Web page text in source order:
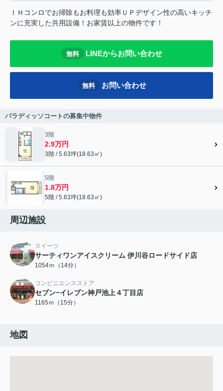
ＩＨコンロでお掃除もお料理も効率ＵＰデザイン性の高いキッチ
ンに充実した共用設備！お家賃以上の物件です！
無料 LINEからお問い合わせ
無料 お問い合わせ
パラディッソコートの募集中物件
3階
2.9万円
3階 / 5.63坪(18.63㎡)
5階
1.8万円
5階 / 5.63坪(18.63㎡)
周辺施設
スイーツ
サーティワンアイスクリーム 伊川谷ロードサイド店
1054ｍ（14分）
コンビニエンスストア
セブン−イレブン神戸池上４丁目店
1165ｍ（15分）
地図